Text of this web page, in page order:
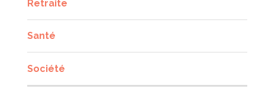
Retraite
Santé
Société